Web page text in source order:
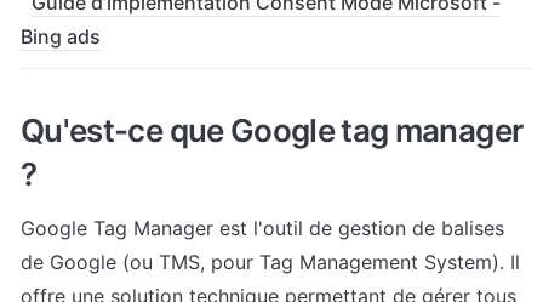
Bing ads
Qu'est-ce que Google tag manager
?
Google Tag Manager est l'outil de gestion de balises
de Google (ou TMS, pour Tag Management System). Il
offre une solution technique permettant de gérer tous